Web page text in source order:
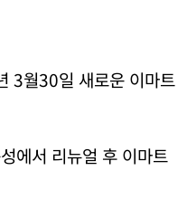
3월30일 새로운 이마트
에서 리뉴얼 후 이마트